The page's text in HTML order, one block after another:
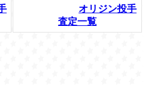
オリジン投手
査定一覧